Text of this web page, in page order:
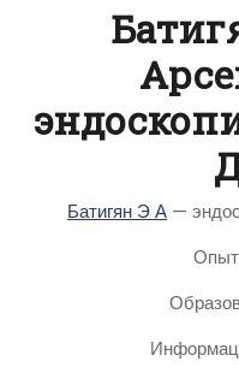
Батигян Э А —
Опыт